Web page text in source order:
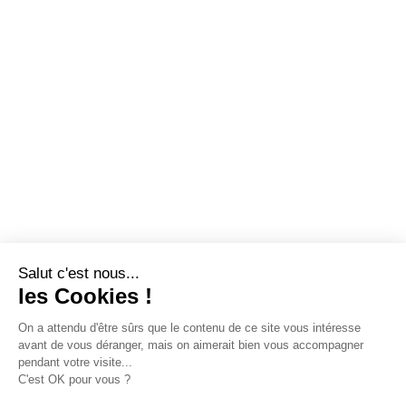
Salut c'est nous...
les Cookies !
On a attendu d'être sûrs que le contenu de ce site vous intéresse
avant de vous déranger, mais on aimerait bien vous accompagner
pendant votre visite...
C'est OK pour vous ?